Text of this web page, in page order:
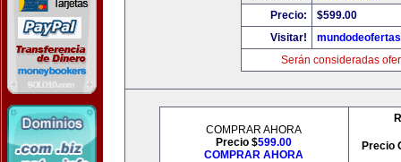
Precio:
$599.00
Visitar!
Serán consideradas
COMPRAR AHORA
Precio $599.00
COMPRAR AHORA
Precio